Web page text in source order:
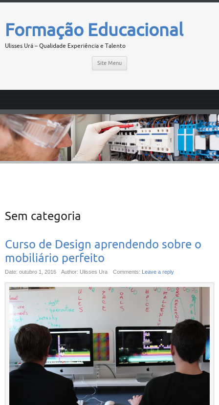
Formação Educacional
Ulisses Urá – Qualidade Experiência e Talento
Site Menu
Sem categoria
Curso de Design aprendendo sobre o
mobiliário perfeito
Date: outubro 1, 2016 Author: Ulisses Ura Comments: Leave a reply